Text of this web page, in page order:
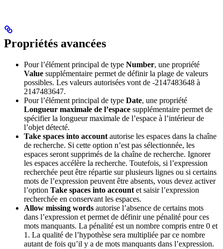
Propriétés avancées
Pour l’élément principal de type Number, une propriété
Value supplémentaire permet de définir la plage de valeurs
possibles. Les valeurs autorisées vont de -2147483648 à
2147483647.
Pour l’élément principal de type Date, une propriété
Longueur maximale de l’espace supplémentaire permet de
spécifier la longueur maximale de l’espace à l’intérieur de
l’objet détecté.
Take spaces into account autorise les espaces dans la chaîne
de recherche. Si cette option n’est pas sélectionnée, les
espaces seront supprimés de la chaîne de recherche. Ignorer
les espaces accélère la recherche. Toutefois, si l’expression
recherchée peut être répartie sur plusieurs lignes ou si certains
mots de l’expression peuvent être absents, vous devez activer
l’option Take spaces into account et saisir l’expression
recherchée en conservant les espaces.
Allow missing words autorise l’absence de certains mots
dans l’expression et permet de définir une pénalité pour ces
mots manquants. La pénalité est un nombre compris entre 0 et
1. La qualité de l’hypothèse sera multipliée par ce nombre
autant de fois qu’il y a de mots manquants dans l’expression.